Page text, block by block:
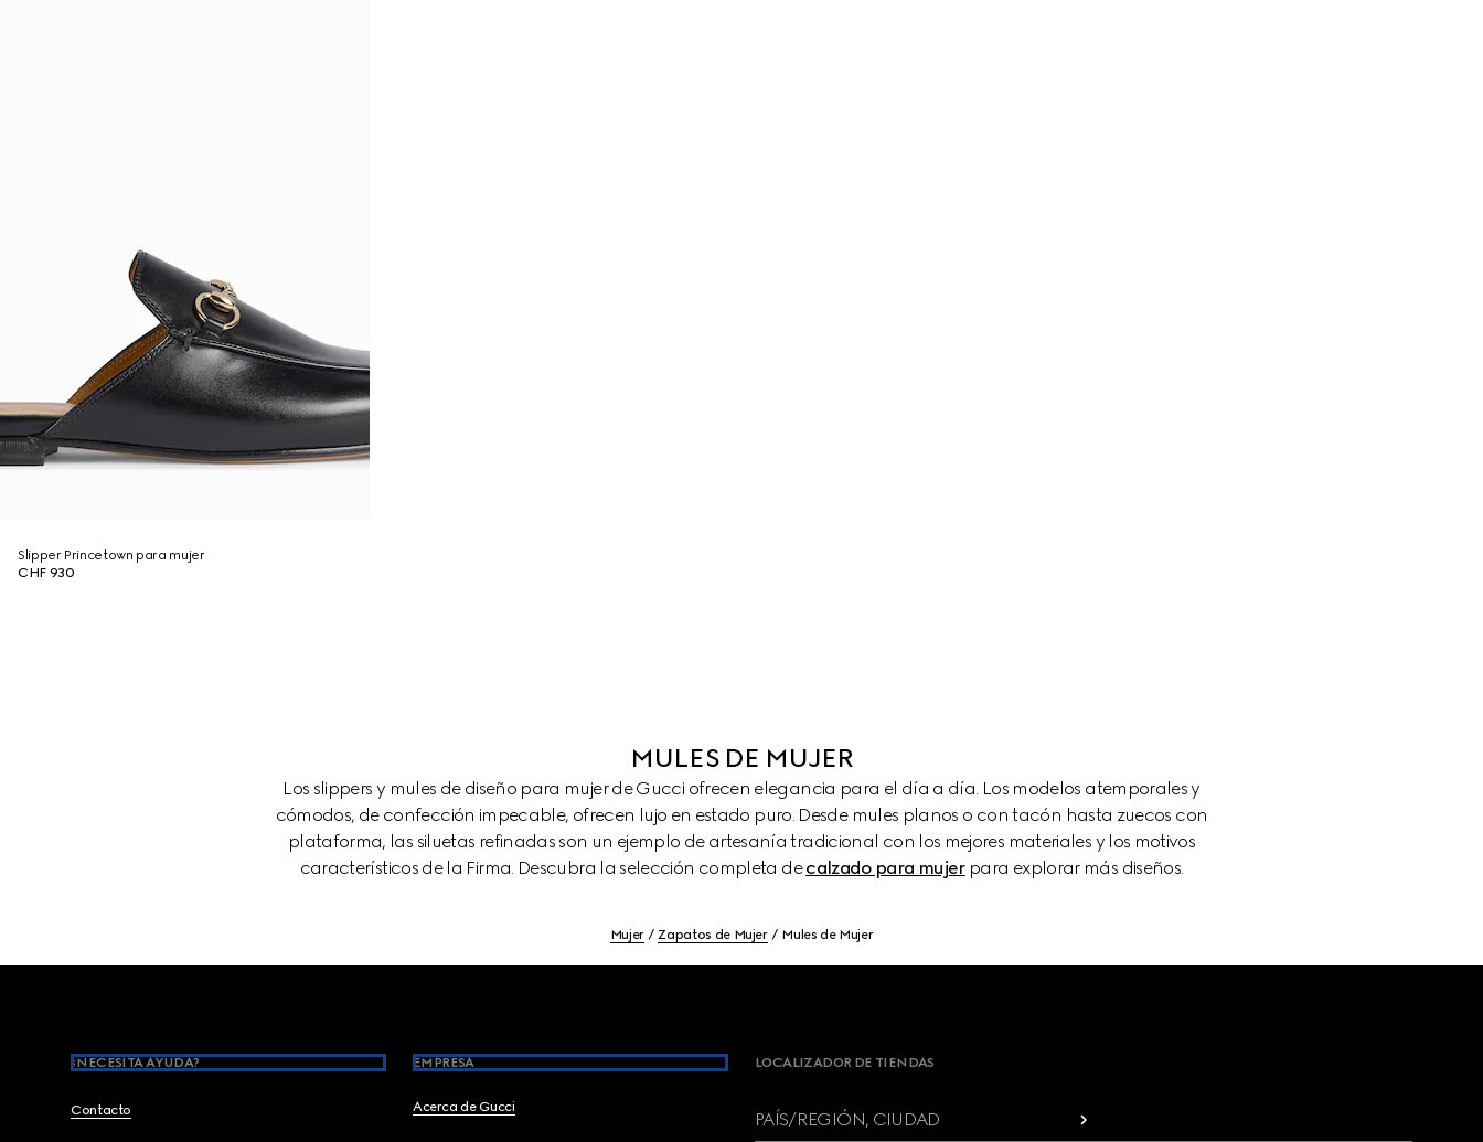
Slipper Princetown para mujer
CHF 930
MULES DE MUJER
Los slippers y mules de diseño para mujer de Gucci ofrecen elegancia para el día a día. Los modelos atemporales y
cómodos, de confección impecable, ofrecen lujo en estado puro. Desde mules planos o con tacón hasta zuecos con
plataforma, las siluetas refinadas son un ejemplo de artesanía tradicional con los mejores materiales y los motivos
característicos de la Firma. Descubra la selección completa decalzado para mujerpara explorar más diseños.
Mujer Zapatos de Mujer Mules de Mujer
¿NECESITA AYUDA?
Contacto
EMPRESA
Acerca de Gucci
LOCALIZADOR DE TIENDAS
PAÍS/REGIÓN, CIUDAD